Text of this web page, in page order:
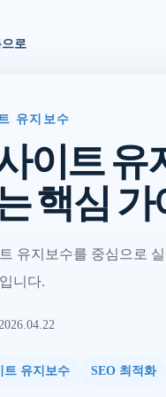
로
유지보수
이트 유
핵심
유지보수를 중심으로
니다.
트 유지보수 SEO 최적화